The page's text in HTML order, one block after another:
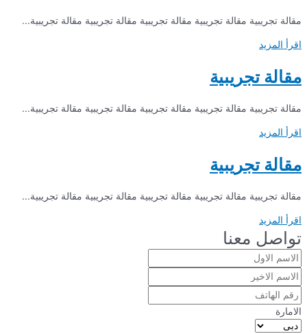
مقالة تجريبية مقالة تجريبية مقالة تجريبية مقالة تجريبية مقالة تجريبية...
اقرأ المزيد
مقالة تجريبية
مقالة تجريبية مقالة تجريبية مقالة تجريبية مقالة تجريبية مقالة تجريبية...
اقرأ المزيد
مقالة تجريبية
مقالة تجريبية مقالة تجريبية مقالة تجريبية مقالة تجريبية مقالة تجريبية...
اقرأ المزيد
تواصل معنا
الامارة